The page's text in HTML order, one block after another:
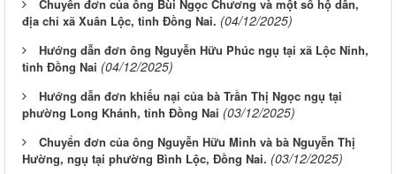
Chuyển đơn của ông Bùi Ngọc Chương và một số hộ dân,
địa chỉ xã Xuân Lộc, tỉnh Đồng Nai. (04/12/2025)
Hướng dẫn đơn ông Nguyễn Hữu Phúc ngụ tại xã Lộc Ninh,
tỉnh Đồng Nai (04/12/2025)
Hướng dẫn đơn khiếu nại của bà Trần Thị Ngọc ngụ tại
phường Long Khánh, tỉnh Đồng Nai (03/12/2025)
Chuyển đơn của ông Nguyễn Hữu Minh và bà Nguyễn Thị
Hường, ngụ tại phường Bình Lộc, Đồng Nai. (03/12/2025)